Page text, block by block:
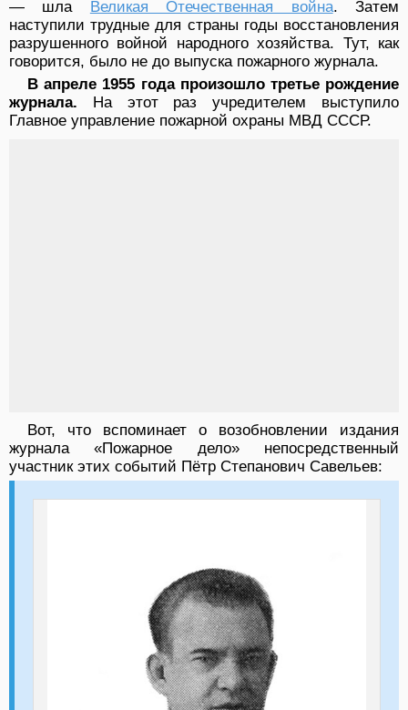
— шла
Великая Отечественная война. Затем
наступили трудные для страны годы восстановления
разрушенного войной народного хозяйства. Тут, как
говорится, было не до выпуска пожарного журнала.
В апреле 1955 года произошло третье рождение
журнала. На этот раз учредителем выступило
Главное управление пожарной охраны МВД СССР.
Вот, что вспоминает о возобновлении издания
журнала «Пожарное дело» непосредственный
участник этих событий Пётр Степанович Савельев: